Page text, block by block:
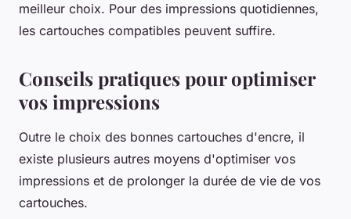
meilleur choix. Pour des impressions quotidiennes,
les cartouches compatibles peuvent suffire.
Conseils pratiques pour optimiser
vos impressions
Outre le choix des bonnes cartouches d'encre, il
existe plusieurs autres moyens d'optimiser vos
impressions et de prolonger la durée de vie de vos
cartouches.